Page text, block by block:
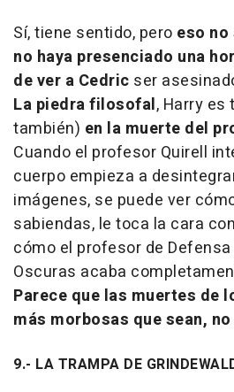
Sí, tiene sentido, pero eso
no haya presenciado una
de ver a Cedric ser
La piedra filosofal, Harry
también) en la muerte del
Cuando el profesor Quirell
cuerpo empieza a
imágenes, se puede ver
sabiendas, le toca la cara
cómo el profesor de
Oscuras acaba
Parece que las muertes de
más morbosas que sean,
9.- LA TRAMPA DE